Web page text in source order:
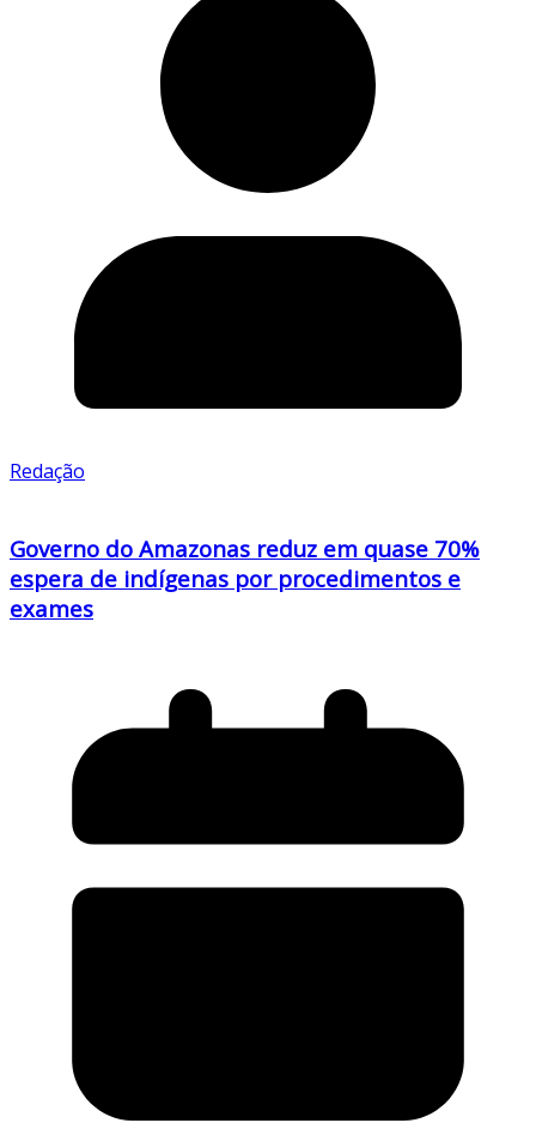
Redação
Governo do Amazonas reduz em quase 70%
espera de indígenas por procedimentos e
exames